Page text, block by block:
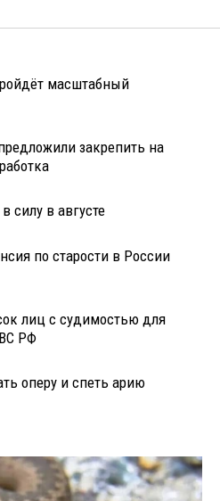
масштабный
закрепить на
силу в августе
по старости в России
лиц с судимостью для
РФ
оперу и спеть арию